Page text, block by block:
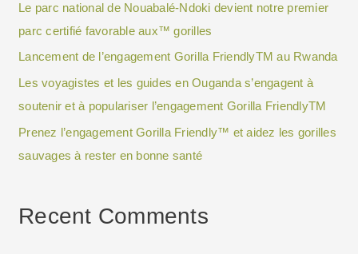
h
e
r
Le parc national de Nouabalé-Ndoki devient notre premier
parc certifié favorable aux™ gorilles
Lancement de l’engagement Gorilla FriendlyTM au Rwanda
Les voyagistes et les guides en Ouganda s’engagent à
soutenir et à populariser l’engagement Gorilla FriendlyTM
Prenez l’engagement Gorilla Friendly™ et aidez les gorilles
sauvages à rester en bonne santé
Recent Comments